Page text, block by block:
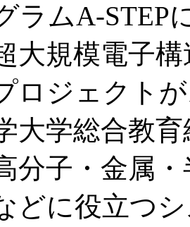
ラムA-STEP
大規模電子
ロジェクト
大学総合教
分子・金属
どに役立つ